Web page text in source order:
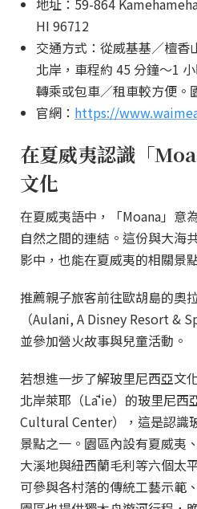
地址：59-864
HI 96712
交通方式：從威基基／檀香
北岸，車程約 45 分鐘～1
轉乘或包車／租車較方便。
官網： https://
在夏威夷認識「
文化
在夏威夷語中，「Moana」意
自然之間的連結。這份與大海
影中，也能在夏威夷的相關景
推薦親子旅客前往歐胡島的奧
（Aulani, A Disney Resort &
並參加營火故事與兒童活動。
若想進一步了解玻里尼西亞文
北岸萊耶（Lāʻie）的玻里尼
Cultural Center），這是認識
景點之一。園區內設有夏威夷
大溪地與紐西蘭毛利等六個太
可參與各村落的傳統工藝示範